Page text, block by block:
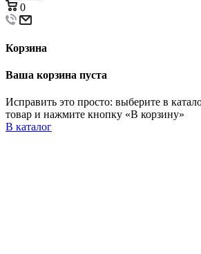
0
Корзина
Ваша корзина пуста
Исправить это просто: выберите в
товар и нажмите кнопку «В корзину»
В каталог